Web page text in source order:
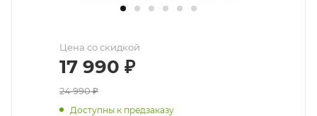
Цена со скидкой
17 990 ₽
24 990₽
Доступны к предзаказу